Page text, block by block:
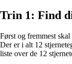
Trin 1: Find
Først og fremmest
Der er i alt 12
liste over de 12